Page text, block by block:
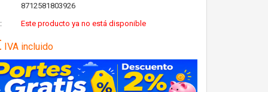
8712581803926
Este producto ya no está disponible
IVA incluido